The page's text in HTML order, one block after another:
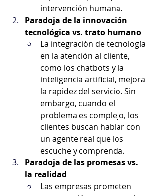
intervención humana.
Paradoja de la innovación
tecnológica vs. trato humano
La integración de tecnología
en la atención al cliente,
como los chatbots y la
inteligencia artificial, mejora
la rapidez del servicio. Sin
embargo, cuando el
problema es complejo, los
clientes buscan hablar con
un agente real que los
escuche y comprenda.
Paradoja de las promesas vs.
la realidad
Las empresas prometen